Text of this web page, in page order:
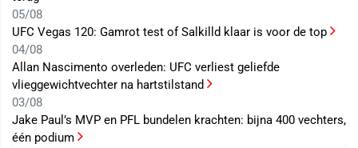
05/08
UFC Vegas 120: Gamrot test of Salkilld klaar is voor de top
04/08
Allan Nascimento overleden: UFC verliest geliefde
vlieggewichtvechter na hartstilstand
03/08
Jake Paul’s MVP en PFL bundelen krachten: bijna 400 vechters,
één podium